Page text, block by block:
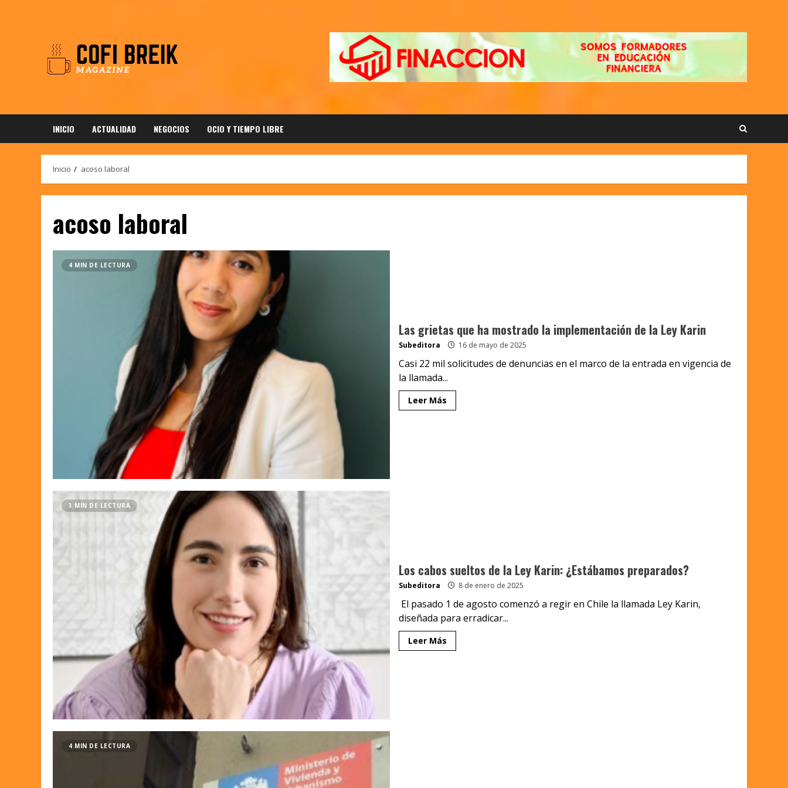
INICIO ACTUALIDAD NEGOCIOS OCIO Y TIEMPO LIBRE
Inicio acoso laboral
acoso laboral
4 MIN DE LECTURA
Las grietas que ha mostrado la implementación de la Ley Karin
Subeditora 16 de mayo de 2025
Casi 22 mil solicitudes de denuncias en el marco de la entrada en vigencia de
la llamada...
Leer Más
3 MIN DE LECTURA
Los cabos sueltos de la Ley Karin: ¿Estábamos preparados?
Subeditora 8 de enero de 2025
El pasado 1 de agosto comenzó a regir en Chile la llamada Ley Karin,
diseñada para erradicar...
Leer Más
4 MIN DE LECTURA